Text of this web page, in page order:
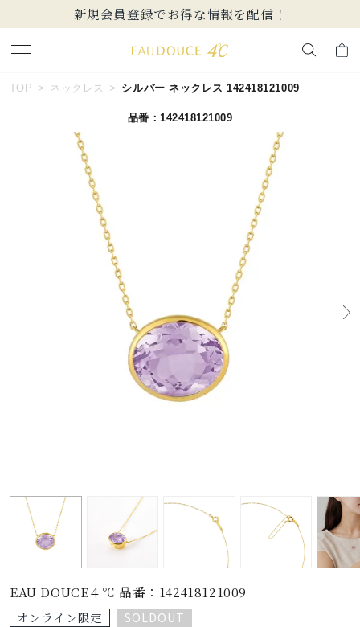
新規会員登録でお得な情報を配信！
キーワードで検索する
人気検索キーワード
#ハーフエタニティリング #エタニティ
#ダイヤモンド ネックレス
EAU DOUCE４℃
誕生石
モチーフ
石の色
TOP ネックレス シルバー ネックレス 142418121009
品番：142418121009
EAU DOUCE４℃ 品番：142418121009
オンライン限定 SOLDOUT